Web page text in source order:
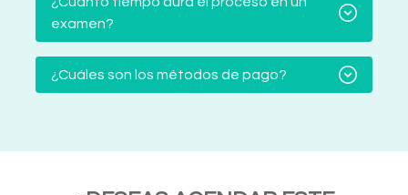
examen?
¿Cuáles son los métodos de pago?